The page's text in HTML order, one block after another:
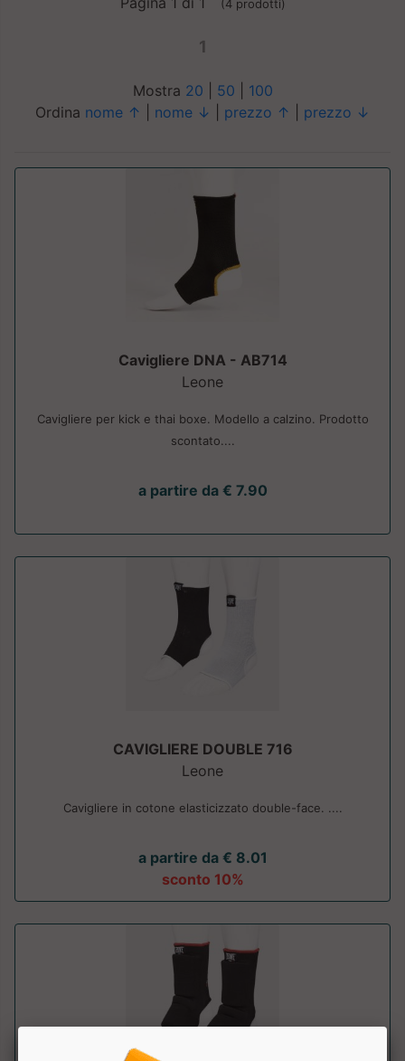
(4 prodotti)
1
Mostra 20 50
100
Ordina nome ↑ nome ↓ prezzo ↑ prezzo ↓
Cavigliere DNA - AB714
Leone
Cavigliere per kick e thai boxe. Modello a calzino. Prodotto
scontato....
a partire da € 7.90
CAVIGLIERE DOUBLE 716
Leone
Cavigliere in cotone elasticizzato double-face. ....
a partire da € 8.01
sconto 10%